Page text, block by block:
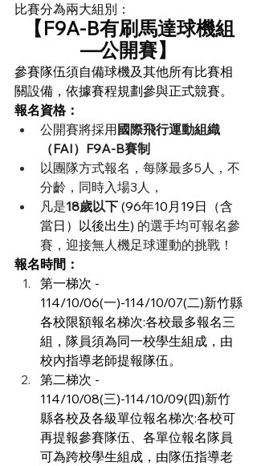
比賽分為兩大組別：
【F9A-B有刷馬達球機組
—公開賽】
參賽隊伍須自備球機及其他所有比賽相
關設備，依據賽程規劃參與正式競賽。
報名資格：
公開賽將採用 國際飛行運動組織
（FAI）F9A-B賽制
以團隊方式報名，每隊最多5人，不
分齡，同時入場3人，
凡是18歲以下 (96年10月19日（含
當日）以後出生) 的選手均可報名參
賽，迎接無人機足球運動的挑戰！
報名時間：
第一梯次 -
114/10/06(一)-114/10/07(二)新竹縣
各校限額報名梯次:各校最多報名三
組，隊員須為同一校學生組成，由
校內指導老師提報隊伍。
第二梯次 -
114/10/08(三)-114/10/09(四)新竹
縣各校及各級單位報名梯次:各校可
再提報參賽隊伍、各單位報名隊員
可為跨校學生組成，由隊伍指導老